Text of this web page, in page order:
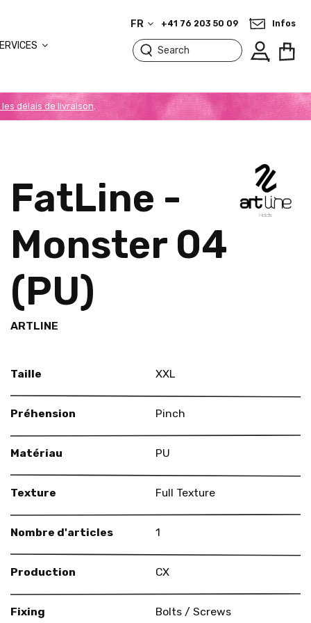
FR +41 76 203 50 09 Infos
délais de livraison.
FatLine -
Monster 04
(PU)
ARTLINE
Taille XXL
Préhension Pinch
Matériau PU
Texture Full Texture
Nombre d'articles 1
Production CX
Fixing Bolts / Screws